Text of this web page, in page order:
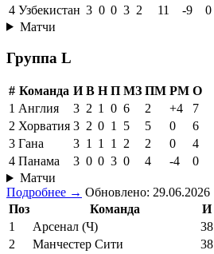
4 Узбекистан 3 0 0 3 2 11 -9
0
Матчи
Группа L
# Команда И В Н П МЗ ПМ РМ О
1 Англия 3 2 1 0 6 2 +4
7
2 Хорватия 3 2 0 1 5 5 0
6
3 Гана 3 1 1 1 2 2 0
4
4 Панама 3 0 0 3 0 4 -4
0
Матчи
Подробнее → Обновлено: 29.06.2026
Поз
Команда И
1
Арсенал (Ч) 38
2
Манчестер Сити 38